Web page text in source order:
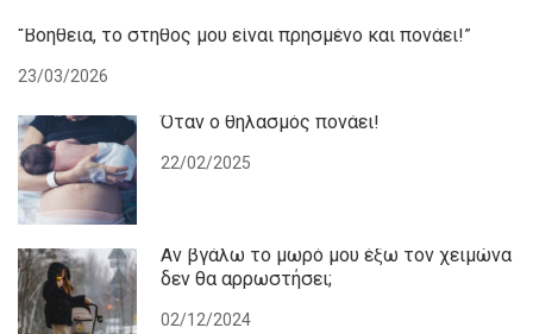
“Βοήθεια, το στήθος μου είναι πρησμένο και πονάει!”
23/03/2026
Όταν ο θηλασμός πονάει!
22/02/2025
Αν βγάλω το μωρό μου έξω τον χειμώνα
δεν θα αρρωστήσει;
02/12/2024